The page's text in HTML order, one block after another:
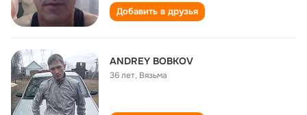
Добавить в друзья
ANDREY BOBKOV
36 лет, Вязьма